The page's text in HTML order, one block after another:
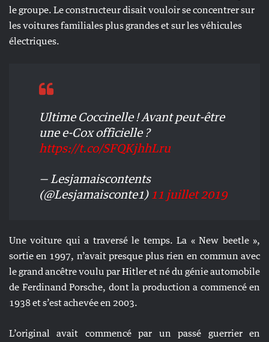
le groupe. Le constructeur disait vouloir se concentrer sur
les voitures familiales plus grandes et sur les véhicules
électriques.
Ultime Coccinelle ! Avant peut-être
une e-Cox officielle ?
https://t.co/SFQKjhhLru
— Lesjamaiscontents
(@Lesjamaisconte1) 11 juillet 2019
Une voiture qui a traversé le temps. La « New beetle »,
sortie en 1997, n’avait presque plus rien en commun avec
le grand ancêtre voulu par Hitler et né du génie automobile
de Ferdinand Porsche, dont la production a commencé en
1938 et s’est achevée en 2003.
L’original avait commencé par un passé guerrier en